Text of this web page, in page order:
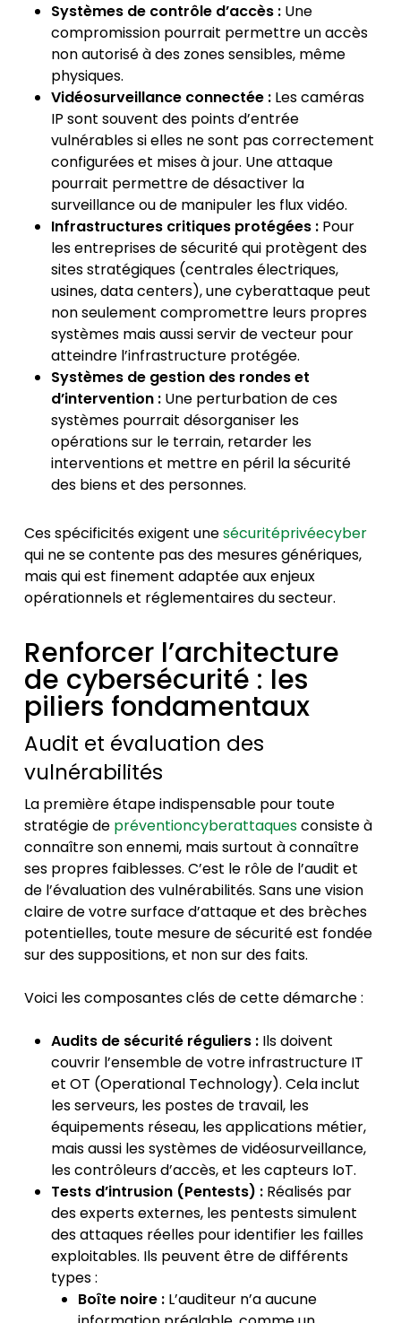
Systèmes de contrôle d’accès :Une
compromission pourrait permettre un accès
non autorisé à des zones sensibles, même
physiques.
Vidéosurveillance connectée :Les caméras
IP sont souvent des points d’entrée
vulnérables si elles ne sont pas correctement
configurées et mises à jour. Une attaque
pourrait permettre de désactiver la
surveillance ou de manipuler les flux vidéo.
Infrastructures critiques protégées :Pour
les entreprises de sécurité qui protègent des
sites stratégiques (centrales électriques,
usines, data centers), une cyberattaque peut
non seulement compromettre leurs propres
systèmes mais aussi servir de vecteur pour
atteindre l’infrastructure protégée.
Systèmes de gestion des rondes et
d’intervention :Une perturbation de ces
systèmes pourrait désorganiser les
opérations sur le terrain, retarder les
interventions et mettre en péril la sécurité
des biens et des personnes.
Ces spécificités exigent unesécuritéprivéecyber
qui ne se contente pas des mesures génériques,
mais qui est finement adaptée aux enjeux
opérationnels et réglementaires du secteur.
Renforcer l’architecture
de cybersécurité : les
piliers fondamentaux
Audit et évaluation des
vulnérabilités
La première étape indispensable pour toute
stratégie de préventioncyberattaquesconsiste à
connaître son ennemi, mais surtout à connaître
ses propres faiblesses. C’est le rôle de l’audit et
de l’évaluation des vulnérabilités. Sans une vision
claire de votre surface d’attaque et des brèches
potentielles, toute mesure de sécurité est fondée
sur des suppositions, et non sur des faits.
Voici les composantes clés de cette démarche :
Audits de sécurité réguliers :Ils doivent
couvrir l’ensemble de votre infrastructure IT
et OT (Operational Technology). Cela inclut
les serveurs, les postes de travail, les
équipements réseau, les applications métier,
mais aussi les systèmes de vidéosurveillance,
les contrôleurs d’accès, et les capteurs IoT.
Tests d’intrusion (Pentests) :Réalisés par
des experts externes, les pentests simulent
des attaques réelles pour identifier les failles
exploitables. Ils peuvent être de différents
types :
Boîte noire :L’auditeur n’a aucune